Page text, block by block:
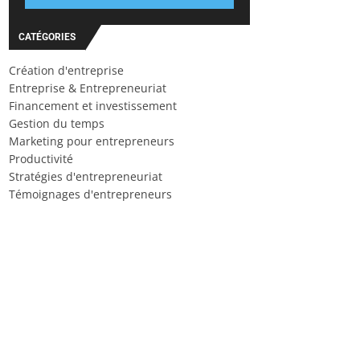
CATÉGORIES
Création d'entreprise
Entreprise & Entrepreneuriat
Financement et investissement
Gestion du temps
Marketing pour entrepreneurs
Productivité
Stratégies d'entrepreneuriat
Témoignages d'entrepreneurs